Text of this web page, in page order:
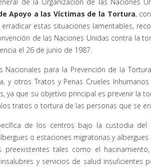
Apoyo a las Víctimas de la Tortura,
erradicar estas situaciones lamentables,
de las Naciones Unidas contra la
el 26 de junio de 1987.
Nacionales para la Prevención de la
y otros Tratos y Penas Crueles
ya que su objetivo principal es prevenir la
tratos o tortura de las personas que se
de los centros bajo la custodia
o estaciones migratorias y
preexistentes tales como el
y servicios de salud